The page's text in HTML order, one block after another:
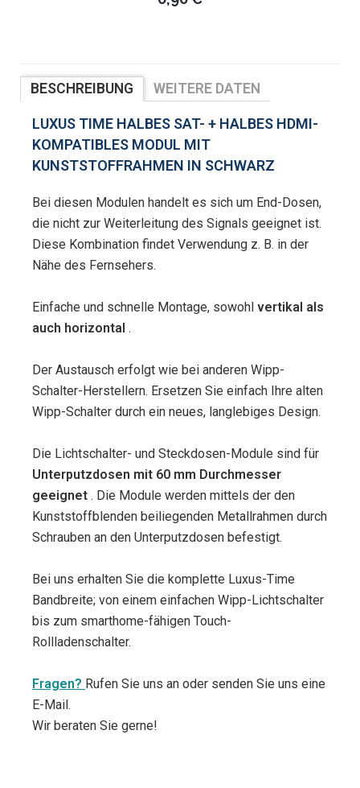
BESCHREIBUNG
WEITERE DATEN
LUXUS TIME HALBES SAT- + HALBES HDMI-
KOMPATIBLES MODUL MIT
KUNSTSTOFFRAHMEN IN SCHWARZ
Bei diesen Modulen handelt es sich um End-Dosen,
die nicht zur Weiterleitung des Signals geeignet ist.
Diese Kombination findet Verwendung z. B. in der
Nähe des Fernsehers.
Einfache und schnelle Montage, sowohl vertikal als
auch horizontal .
Der Austausch erfolgt wie bei anderen Wipp-
Schalter-Herstellern. Ersetzen Sie einfach Ihre alten
Wipp-Schalter durch ein neues, langlebiges Design.
Die Lichtschalter- und Steckdosen-Module sind für
Unterputzdosen mit 60 mm Durchmesser
geeignet . Die Module werden mittels der den
Kunststoffblenden beiliegenden Metallrahmen durch
Schrauben an den Unterputzdosen befestigt.
Bei uns erhalten Sie die komplette Luxus-Time
Bandbreite; von einem einfachen Wipp-Lichtschalter
bis zum smarthome-fähigen Touch-
Rollladenschalter.
Fragen? Rufen Sie uns an oder senden Sie uns eine
E-Mail.
Wir beraten Sie gerne!